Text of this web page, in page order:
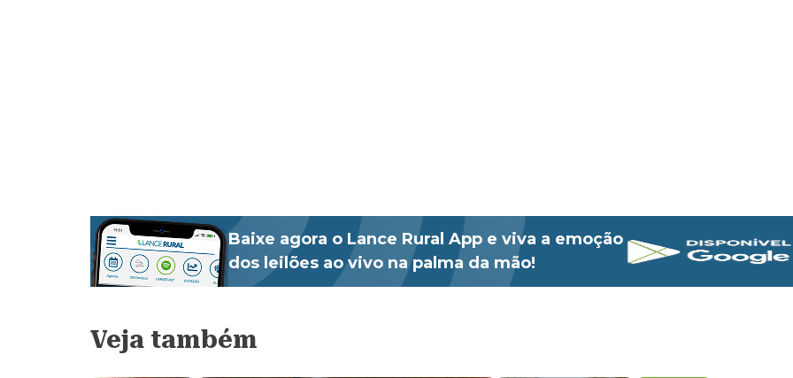
Baixe agora o Lance Rural App e viva a emoção
dos leilões ao vivo na palma da mão!
Veja também